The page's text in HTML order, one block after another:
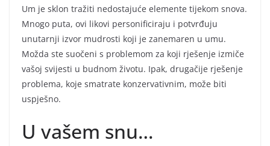
Um je sklon tražiti nedostajuće elemente tijekom snova.
Mnogo puta, ovi likovi personificiraju i potvrđuju
unutarnji izvor mudrosti koji je zanemaren u umu.
Možda ste suočeni s problemom za koji rješenje izmiče
vašoj svijesti u budnom životu. Ipak, drugačije rješenje
problema, koje smatrate konzervativnim, može biti
uspješno.
U vašem snu…